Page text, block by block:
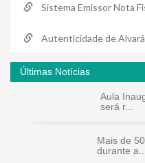
Sistema Emissor Nota
Autenticidade de Alvará
Últimas Notícias
Aula
será r...
Mais de
durante a...